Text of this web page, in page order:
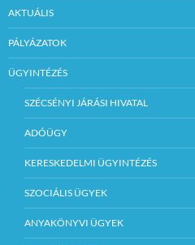
AKTUÁLIS
PÁLYÁZATOK
ÜGYINTÉZÉS
SZÉCSÉNYI JÁRÁSI HIVATAL
ADÓÜGY
KERESKEDELMI ÜGYINTÉZÉS
SZOCIÁLIS ÜGYEK
ANYAKÖNYVI ÜGYEK